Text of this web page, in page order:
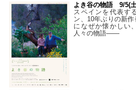
よき谷の物語 9/5(
スペインを代表す
ン、10年ぶりの新
になぜか懐かしい
人々の物語――